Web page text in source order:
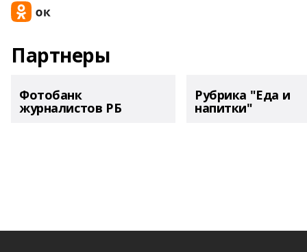
Партнеры
Фотобанк
журналистов РБ
Рубрика "Еда и
напитки"